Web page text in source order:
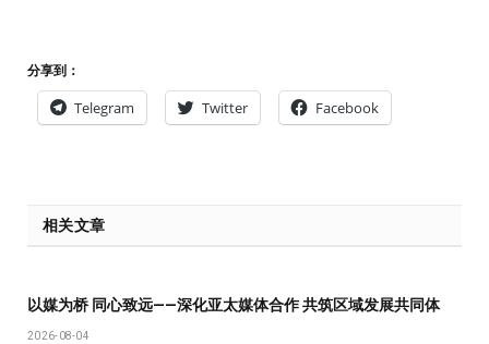
分享到：
Telegram Twitter Facebook
相关文章
以媒为桥 同心致远——深化亚太媒体合作 共筑区域发展共同体
2026-08-04